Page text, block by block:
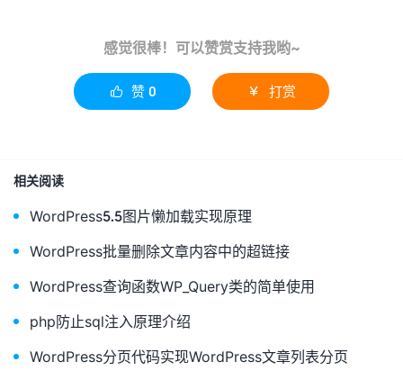
感觉很棒！可以赞赏支持我哟~
 赞 0  打赏
相关阅读
WordPress5.5图片懒加载实现原理
WordPress批量删除文章内容中的超链接
WordPress查询函数WP_Query类的简单使用
php防止sql注入原理介绍
WordPress分页代码实现WordPress文章列表分页